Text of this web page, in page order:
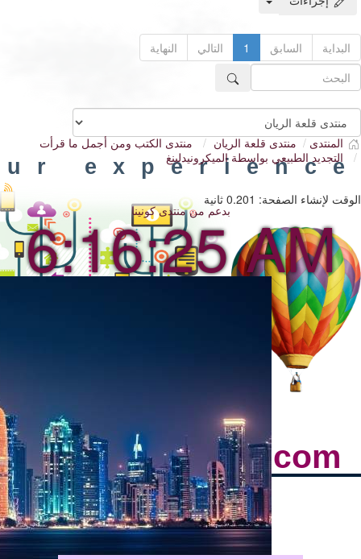
experience
alrayyancastle.com
شارك خبراتك
البداية السابق 1 التالي النهاية
المنتدى منتدى قلعة الريان
منتدى الكتب ومن أجمل ما قرأت
التجديد الطبيعي بواسطة الميكرونيدلينغ
الوقت لإنشاء الصفحة: 0.201 ثانية
بدعم من منتدى كونينا
6:16:27 AM